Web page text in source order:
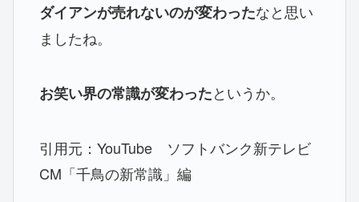
ダイアンが売れないのが変わったなと思い
ましたね。
お笑い界の常識が変わったというか。
引用元：YouTube ソフトバンク新テレビ
CM「千鳥の新常識」編